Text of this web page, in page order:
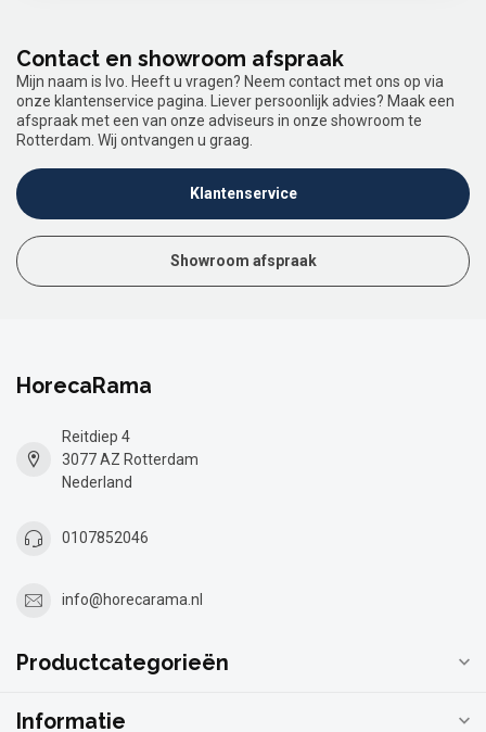
Contact en showroom afspraak
Mijn naam is Ivo. Heeft u vragen? Neem contact met ons op via
onze klantenservice pagina. Liever persoonlijk advies? Maak een
afspraak met een van onze adviseurs in onze showroom te
Rotterdam. Wij ontvangen u graag.
Klantenservice
Showroom afspraak
HorecaRama
Reitdiep 4
3077 AZ Rotterdam
Nederland
0107852046
info@horecarama.nl
Productcategorieën
Informatie